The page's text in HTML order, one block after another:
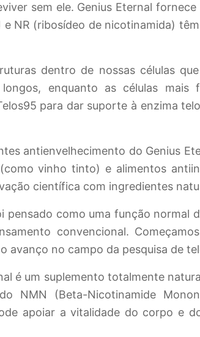
sem ele. Genius Eternal
NR (ribosídeo de nicotinamida)
dentro de nossas células
enquanto as células mais
para dar suporte à enzima
antienvelhecimento do Genius
vinho tinto) e alimentos
científica com ingredientes
pensado como uma função normal
convencional.
avanço no campo da pesquisa de
é um suplemento totalmente
NMN (Beta-Nicotinamide
apoiar a vitalidade do corpo e